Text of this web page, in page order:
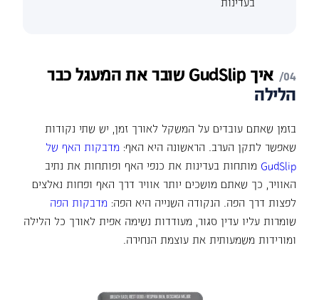
איך GudSlip שובראתהמעגל כבר
הלילה
בזמן שאתם עובדים על המשקל לאורך זמן, יש שתי נקודות
שאפשר לתקן הערב. הראשונה היא האף: מדבקות האף של
GudSlip מותחות בעדינות את כנפי האף ופותחות את נתיב
האוויר, כך שאתם מושכים יותר אוויר דרך האף ופחות נאלצים
לפצות דרך הפה. הנקודה השנייה היא הפה: מדבקות הפה
שומרות עליו עדין סגור, מעודדות נשימה אפית לאורך כל הלילה
ומורידות משמעותית את עוצמת הנחירה.